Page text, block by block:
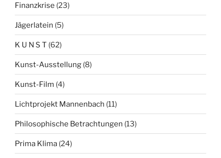
Finanzkrise (23)
Jägerlatein (5)
K U N S T (62)
Kunst-Ausstellung (8)
Kunst-Film (4)
Lichtprojekt Mannenbach (11)
Philosophische Betrachtungen (13)
Prima Klima (24)